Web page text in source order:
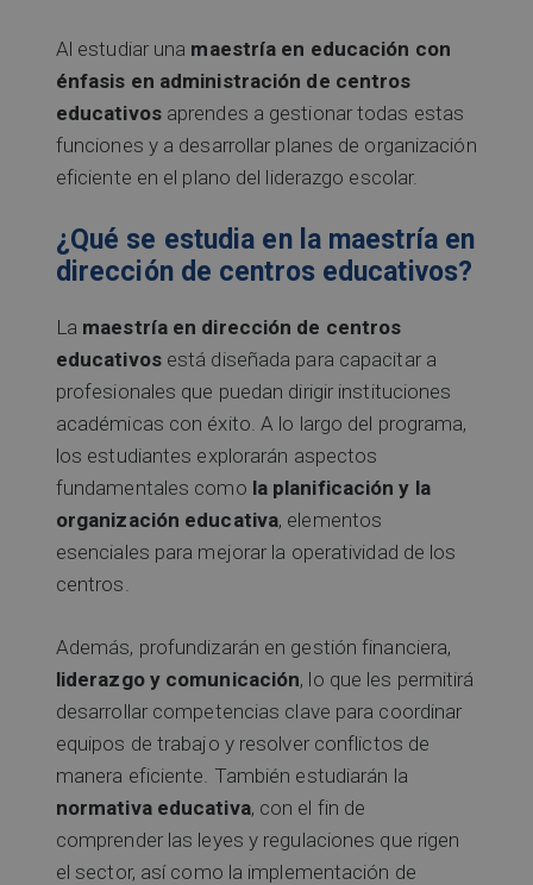
Al estudiar una maestría en educación con
énfasis en administración de centros
educativosaprendes a gestionar todas estas
funciones y a desarrollar planes de organización
eficiente en el plano del liderazgo escolar.
¿Qué se estudia en la maestría en
dirección de centros educativos?
La maestría en dirección de centros
educativosestá diseñada para capacitar a
profesionales que puedan dirigir instituciones
académicas con éxito. A lo largo del programa,
los estudiantes explorarán aspectos
fundamentales como la planificación y la
organización educativa, elementos
esenciales para mejorar la operatividad de los
centros.
Además, profundizarán en gestión financiera,
liderazgo y comunicación, lo que les permitirá
desarrollar competencias clave para coordinar
equipos de trabajo y resolver conflictos de
manera eficiente. También estudiarán la
normativa educativa, con el fin de
comprender las leyes y regulaciones que rigen
el sector, así como la implementación de